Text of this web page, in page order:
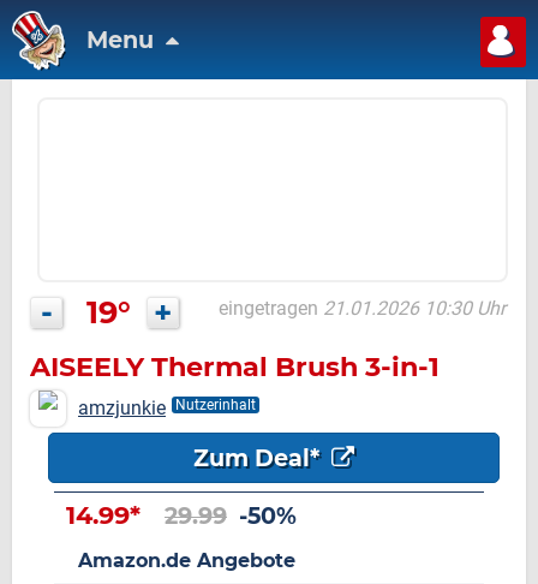
Menu
- 19° + eingetragen 21.01.2026 10:30 Uhr
AISEELY Thermal Brush 3-in-1
amzjunkie Nutzerinhalt
Zum Deal*
14.99* 29.99 -50%
Amazon.de Angebote